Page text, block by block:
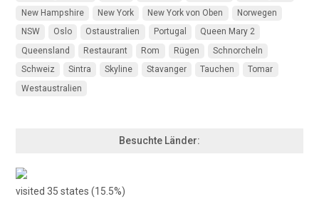
New Hampshire
New York New York von Oben
Norwegen
NSW
Oslo Ostaustralien Portugal
Queen Mary 2
Queensland
Restaurant Rom Rügen
Schnorcheln
Schweiz
Sintra Skyline Stavanger Tauchen
Tomar
Westaustralien
Besuchte Länder:
visited 35 states (15.5%)